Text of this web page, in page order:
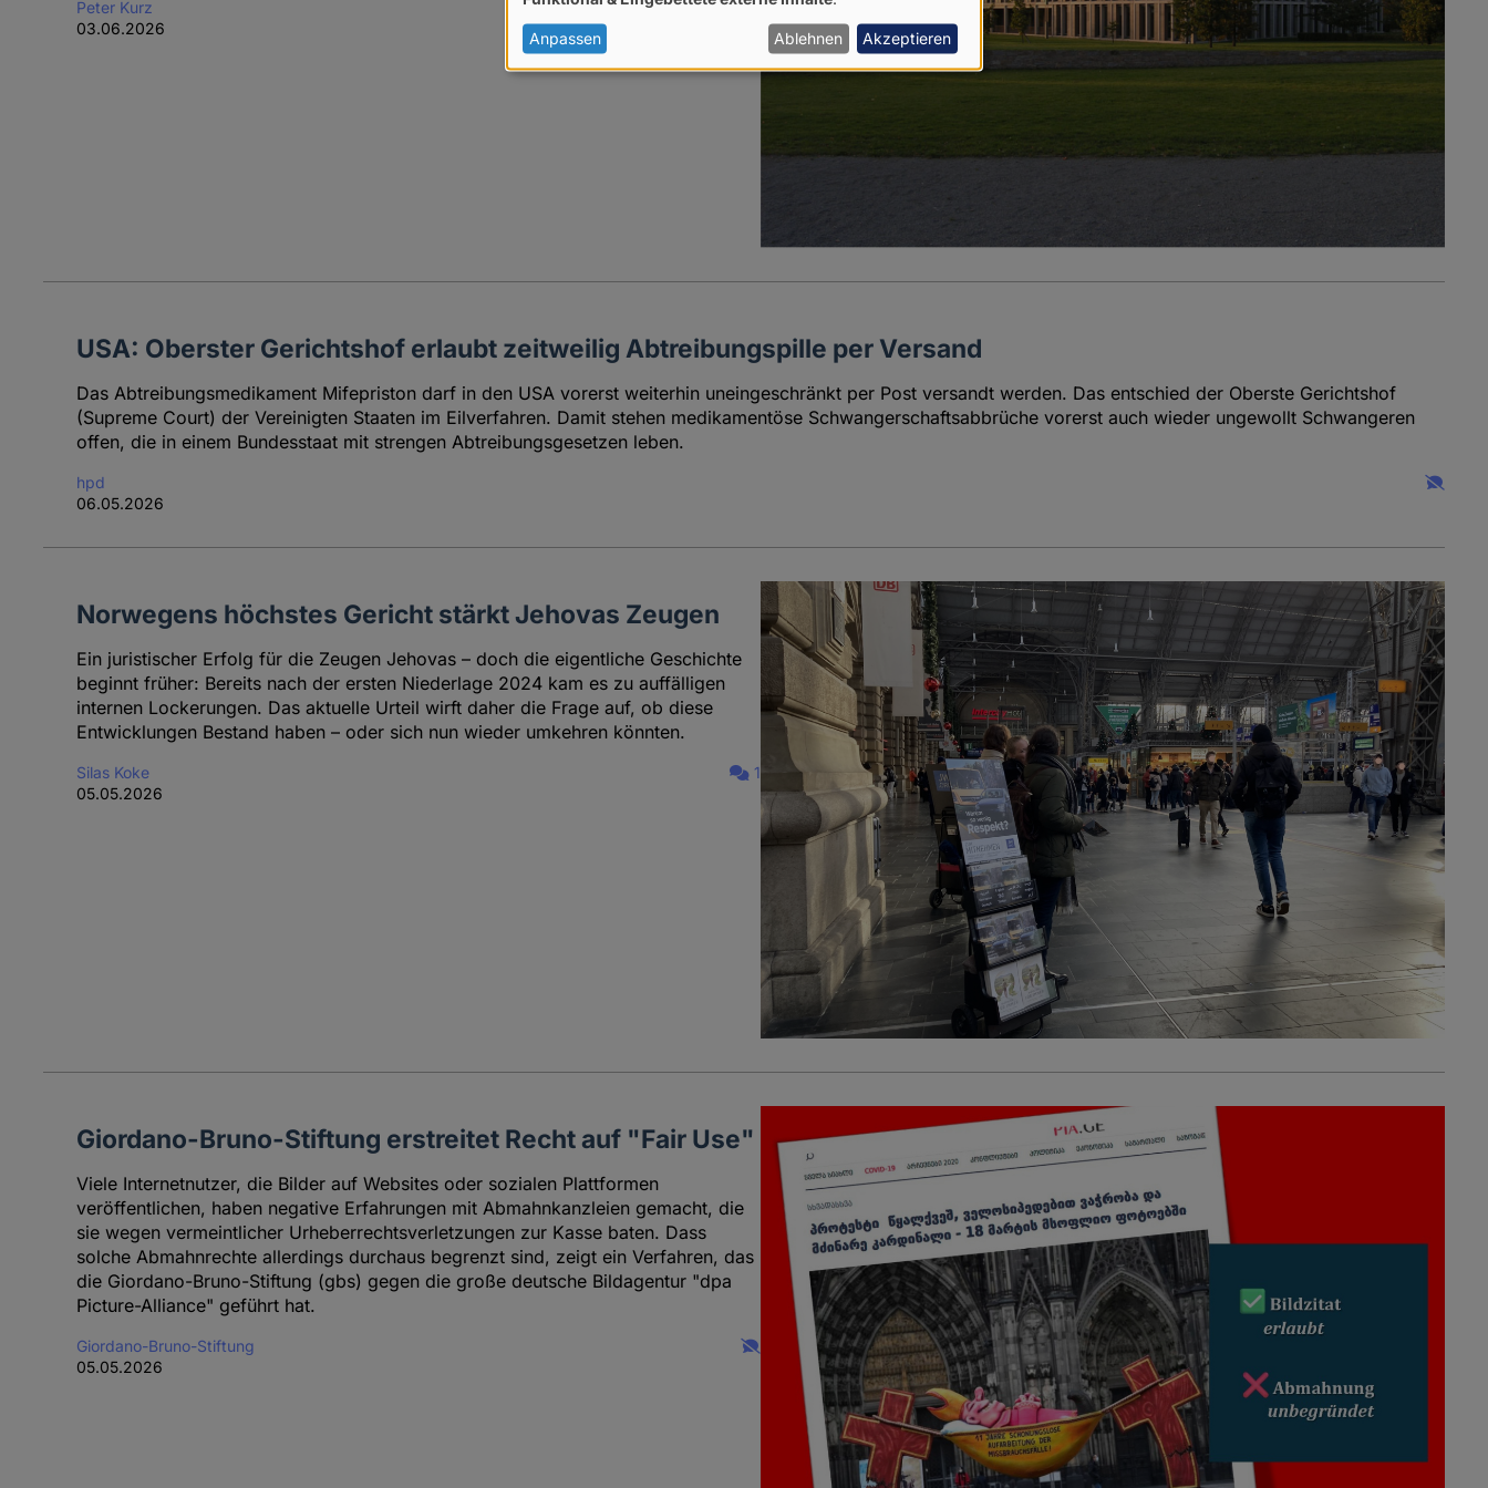
Peter Kurz
03.06.2026
1
USA: Oberster Gerichtshof erlaubt zeitweilig Abtreibungspille per Versand
Das Abtreibungsmedikament Mifepriston darf in den USA vorerst weiterhin uneingeschränkt per Post versandt werden. Das entschied der Oberste Gerichtshof
(Supreme Court) der Vereinigten Staaten im Eilverfahren. Damit stehen medikamentöse Schwangerschaftsabbrüche vorerst auch wieder ungewollt Schwangeren
offen, die in einem Bundesstaat mit strengen Abtreibungsgesetzen leben.
hpd
06.05.2026
Norwegens höchstes Gericht stärkt Jehovas Zeugen
Ein juristischer Erfolg für die Zeugen Jehovas – doch die eigentliche Geschichte
beginnt früher: Bereits nach der ersten Niederlage 2024 kam es zu auffälligen
internen Lockerungen. Das aktuelle Urteil wirft daher die Frage auf, ob diese
Entwicklungen Bestand haben – oder sich nun wieder umkehren könnten.
Silas Koke
05.05.2026
1
Giordano-Bruno-Stiftung erstreitet Recht auf "Fair Use"
Viele Internetnutzer, die Bilder auf Websites oder sozialen Plattformen
veröffentlichen, haben negative Erfahrungen mit Abmahnkanzleien gemacht, die
sie wegen vermeintlicher Urheberrechtsverletzungen zur Kasse baten. Dass
solche Abmahnrechte allerdings durchaus begrenzt sind, zeigt ein Verfahren, das
die Giordano-Bruno-Stiftung (gbs) gegen die große deutsche Bildagentur "dpa
Picture-Alliance" geführt hat.
Giordano-Bruno-Stiftung
05.05.2026
von
personenbezogenen
Daten
Anpassen Ablehnen Akzeptieren